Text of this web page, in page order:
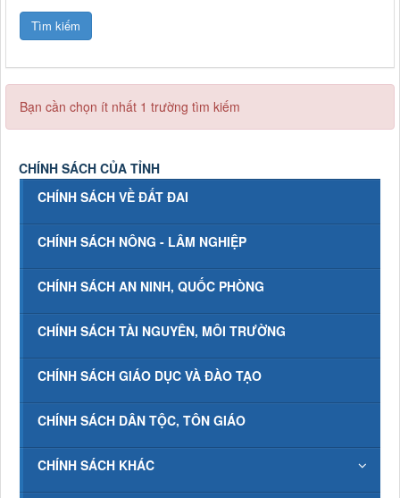
Bạn cần chọn ít nhất 1 trường tìm kiếm
CHÍNH SÁCH CỦA TỈNH
CHÍNH SÁCH VỀ ĐẤT ĐAI
CHÍNH SÁCH NÔNG - LÂM NGHIỆP
CHÍNH SÁCH AN NINH, QUỐC PHÒNG
CHÍNH SÁCH TÀI NGUYÊN, MÔI TRƯỜNG
CHÍNH SÁCH GIÁO DỤC VÀ ĐÀO TẠO
CHÍNH SÁCH DÂN TỘC, TÔN GIÁO
CHÍNH SÁCH KHÁC